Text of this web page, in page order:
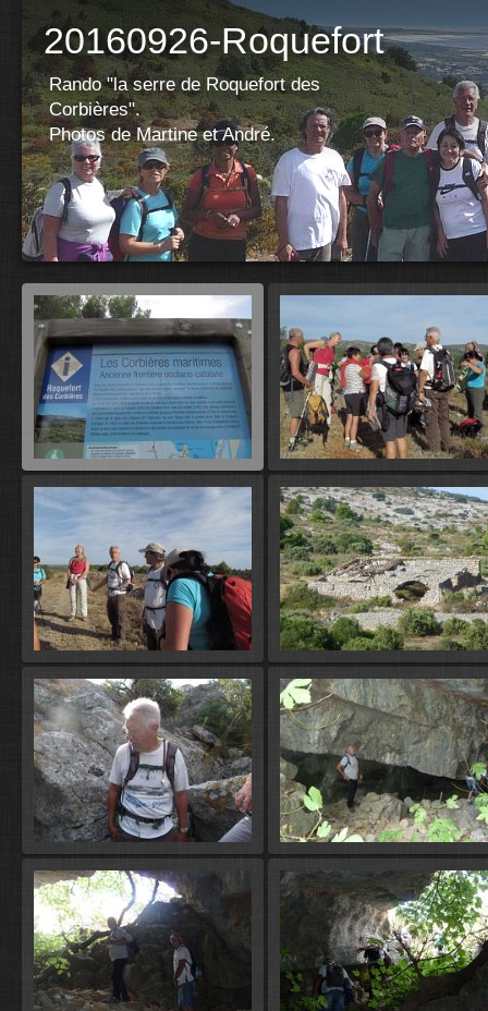
20160926-Roquefort
Rando "la serre de Roquefort des
Corbières".
Photos de Martine et André.